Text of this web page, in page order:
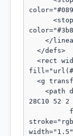
28C10 52